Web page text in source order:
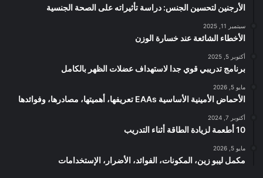
الأرجنين لتحسين الجنس: دراسة تأثيراته على الصحة الجنسية
سبتمبر 11, 2025
الأخطاء الشائعة عند خسارة الوزن
أكتوبر 5, 2025
برنامج تدريبي قوي جدا لاستهداف عضلات الظهر بالكامل
مايو 5, 2026
الأحماض الأمينية الأساسية EAAs تعريفها، أهميتها، مصادرها، وفوائدها
أكتوبر 7, 2024
10 أطعمة لزيادة الطاقة أثناء التدريب
مايو 5, 2026
مكمل ليبو زين، المكونات، الفوائد، الأضرار، الإستخدامات